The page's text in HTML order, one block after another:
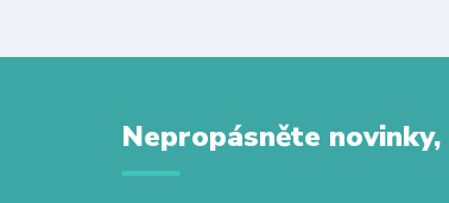
Nepropásněte